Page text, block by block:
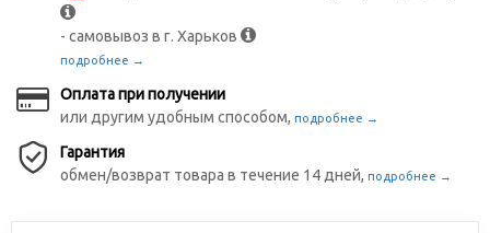
- самовывоз в г. Харьков
подробнее →
Оплата при получении
или другим удобным способом, подробнее →
Гарантия
обмен/возврат товара в течение 14 дней, подробнее →